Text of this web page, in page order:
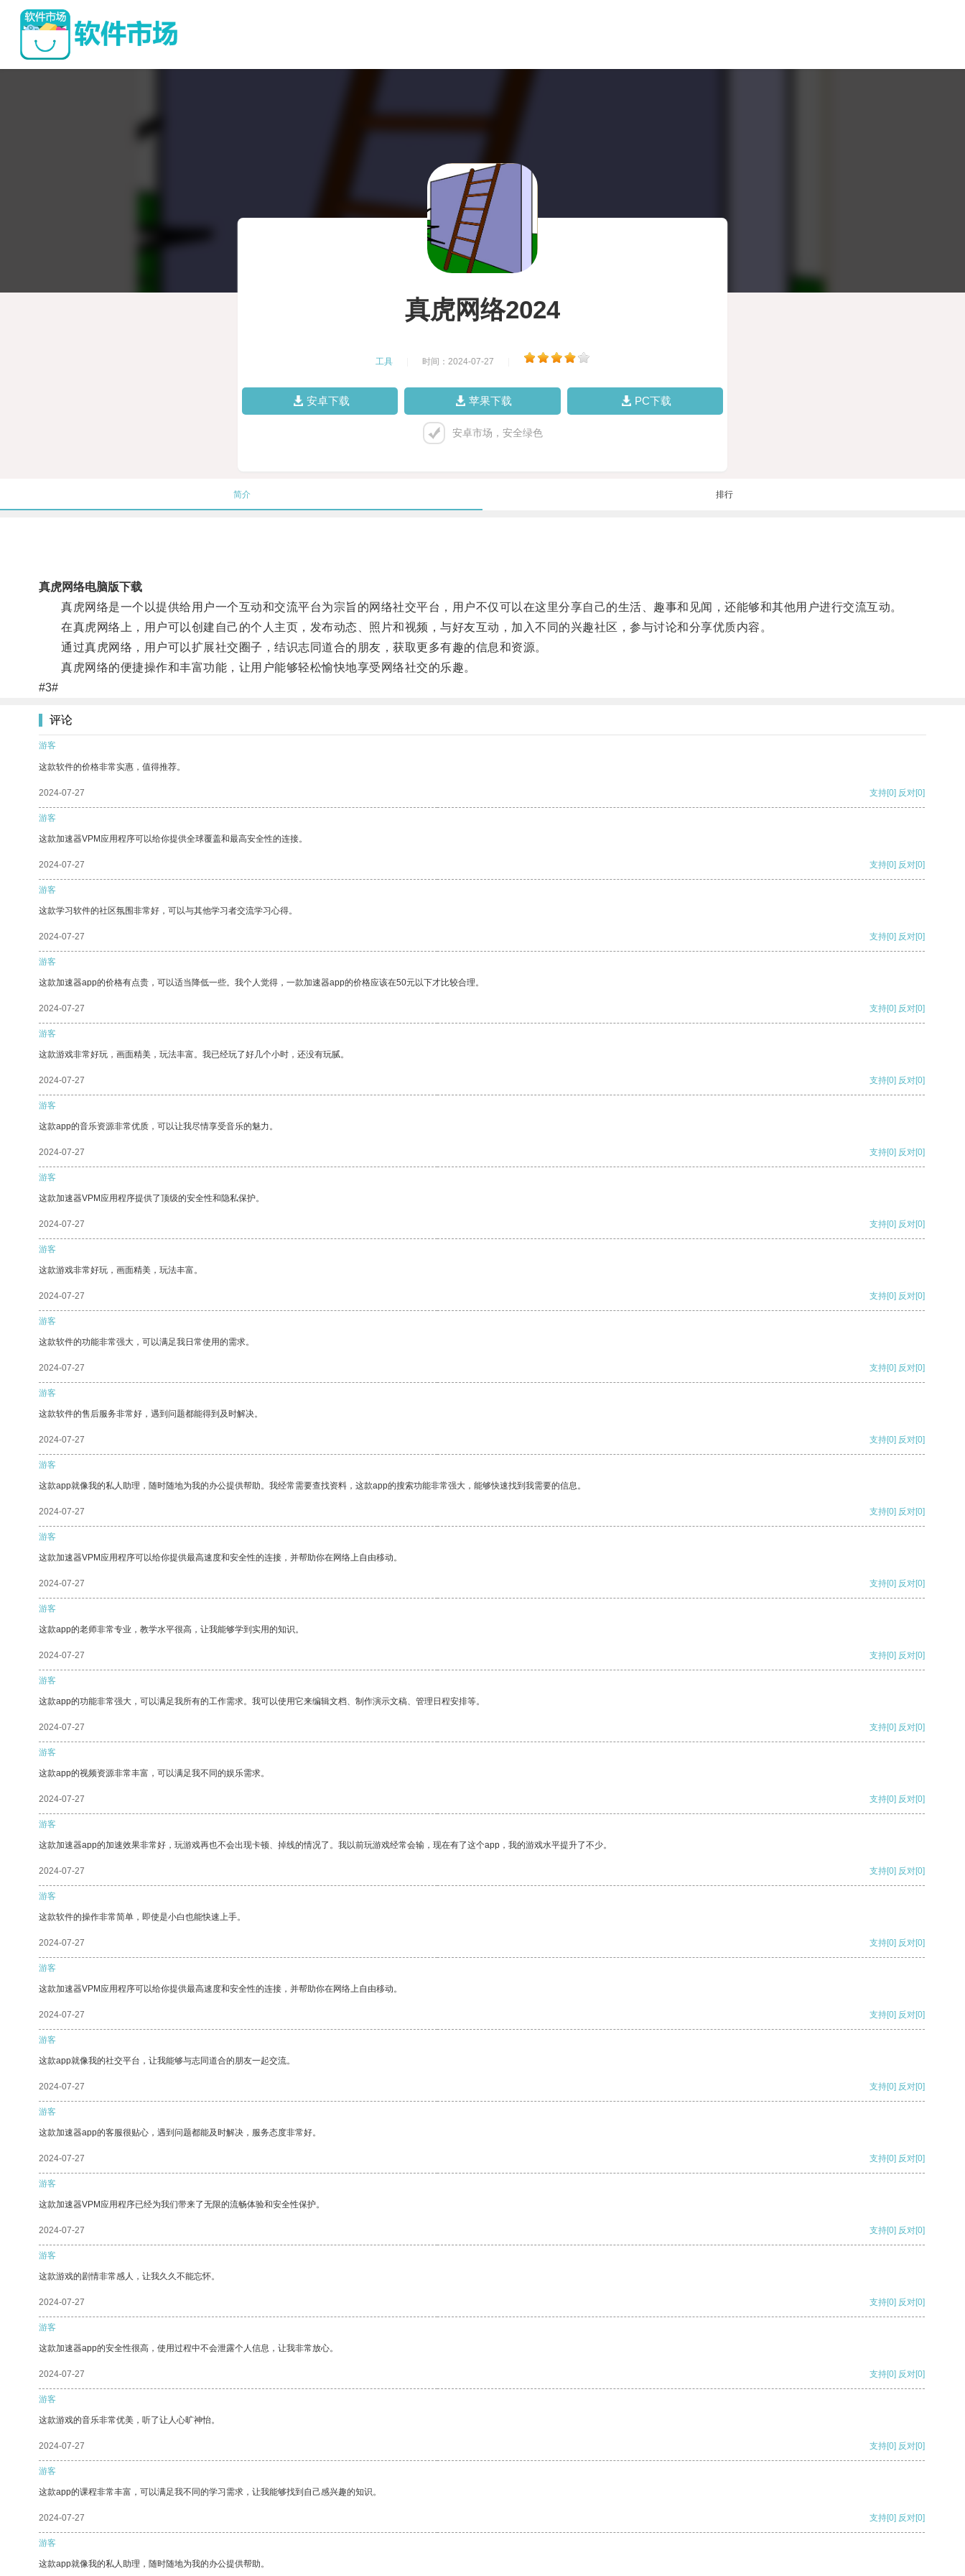
真虎网络2024
工具 时间：2024-07-27
安卓下载 苹果下载 PC下载
安卓市场，安全绿色
简介 排行
真虎网络电脑版下载
真虎网络是一个以提供给用户一个互动和交流平台为宗旨的网络社交平台，用户不仅可以在这里分享自己的生活、趣事和见闻，还能够和其他用户进行交流互动。
在真虎网络上，用户可以创建自己的个人主页，发布动态、照片和视频，与好友互动，加入不同的兴趣社区，参与讨论和分享优质内容。
通过真虎网络，用户可以扩展社交圈子，结识志同道合的朋友，获取更多有趣的信息和资源。
真虎网络的便捷操作和丰富功能，让用户能够轻松愉快地享受网络社交的乐趣。
#3#
评论
游客
这款软件的价格非常实惠，值得推荐。
2024-07-27 支持[0] 反对[0]
游客
这款加速器VPM应用程序可以给你提供全球覆盖和最高安全性的连接。
2024-07-27 支持[0] 反对[0]
游客
这款学习软件的社区氛围非常好，可以与其他学习者交流学习心得。
2024-07-27 支持[0] 反对[0]
游客
这款加速器app的价格有点贵，可以适当降低一些。我个人觉得，一款加速器app的价格应该在50元以下才比较合理。
2024-07-27 支持[0] 反对[0]
游客
这款游戏非常好玩，画面精美，玩法丰富。我已经玩了好几个小时，还没有玩腻。
2024-07-27 支持[0] 反对[0]
游客
这款app的音乐资源非常优质，可以让我尽情享受音乐的魅力。
2024-07-27 支持[0] 反对[0]
游客
这款加速器VPM应用程序提供了顶级的安全性和隐私保护。
2024-07-27 支持[0] 反对[0]
游客
这款游戏非常好玩，画面精美，玩法丰富。
2024-07-27 支持[0] 反对[0]
游客
这款软件的功能非常强大，可以满足我日常使用的需求。
2024-07-27 支持[0] 反对[0]
游客
这款软件的售后服务非常好，遇到问题都能得到及时解决。
2024-07-27 支持[0] 反对[0]
游客
这款app就像我的私人助理，随时随地为我的办公提供帮助。我经常需要查找资料，这款app的搜索功能非常强大，能够快速找到我需要的信息。
2024-07-27 支持[0] 反对[0]
游客
这款加速器VPM应用程序可以给你提供最高速度和安全性的连接，并帮助你在网络上自由移动。
2024-07-27 支持[0] 反对[0]
游客
这款app的老师非常专业，教学水平很高，让我能够学到实用的知识。
2024-07-27 支持[0] 反对[0]
游客
这款app的功能非常强大，可以满足我所有的工作需求。我可以使用它来编辑文档、制作演示文稿、管理日程安排等。
2024-07-27 支持[0] 反对[0]
游客
这款app的视频资源非常丰富，可以满足我不同的娱乐需求。
2024-07-27 支持[0] 反对[0]
游客
这款加速器app的加速效果非常好，玩游戏再也不会出现卡顿、掉线的情况了。我以前玩游戏经常会输，现在有了这个app，我的游戏水平提升了不少。
2024-07-27 支持[0] 反对[0]
游客
这款软件的操作非常简单，即使是小白也能快速上手。
2024-07-27 支持[0] 反对[0]
游客
这款加速器VPM应用程序可以给你提供最高速度和安全性的连接，并帮助你在网络上自由移动。
2024-07-27 支持[0] 反对[0]
游客
这款app就像我的社交平台，让我能够与志同道合的朋友一起交流。
2024-07-27 支持[0] 反对[0]
游客
这款加速器app的客服很贴心，遇到问题都能及时解决，服务态度非常好。
2024-07-27 支持[0] 反对[0]
游客
这款加速器VPM应用程序已经为我们带来了无限的流畅体验和安全性保护。
2024-07-27 支持[0] 反对[0]
游客
这款游戏的剧情非常感人，让我久久不能忘怀。
2024-07-27 支持[0] 反对[0]
游客
这款加速器app的安全性很高，使用过程中不会泄露个人信息，让我非常放心。
2024-07-27 支持[0] 反对[0]
游客
这款游戏的音乐非常优美，听了让人心旷神怡。
2024-07-27 支持[0] 反对[0]
游客
这款app的课程非常丰富，可以满足我不同的学习需求，让我能够找到自己感兴趣的知识。
2024-07-27 支持[0] 反对[0]
游客
这款app就像我的私人助理，随时随地为我的办公提供帮助。